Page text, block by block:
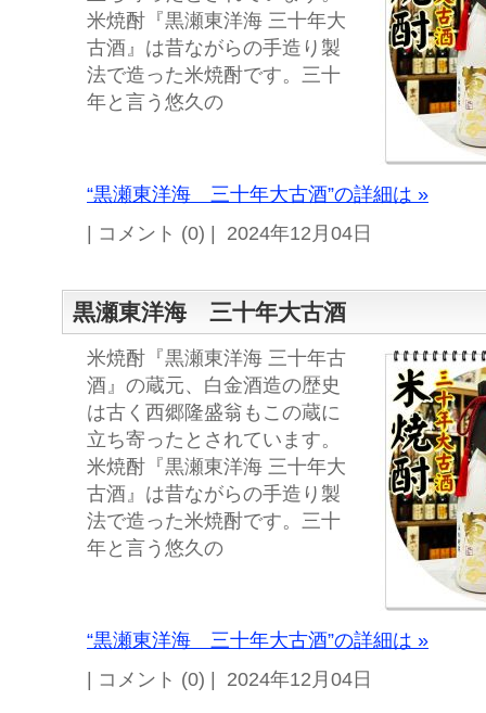
米焼酎『黒瀬東洋海 三十年大
古酒』は昔ながらの手造り製
法で造った米焼酎です。三十
年と言う悠久の
“黒瀬東洋海 三十年大古酒”の詳細は »
| コメント (0) | 2024年12月04日
黒瀬東洋海 三十年大古酒
米焼酎『黒瀬東洋海 三十年古
酒』の蔵元、白金酒造の歴史
は古く西郷隆盛翁もこの蔵に
立ち寄ったとされています。
米焼酎『黒瀬東洋海 三十年大
古酒』は昔ながらの手造り製
法で造った米焼酎です。三十
年と言う悠久の
“黒瀬東洋海 三十年大古酒”の詳細は »
| コメント (0) | 2024年12月04日